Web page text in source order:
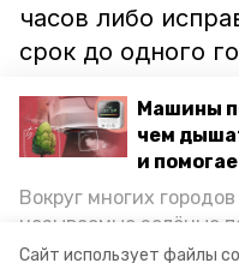
Сайт использует файлы
Машины
чем
и
Вокруг многих
называемые зелёные
снижающие
часов либо
срок до одного
Ранее
ставропольчанка
«Воинам —
Гражданской и